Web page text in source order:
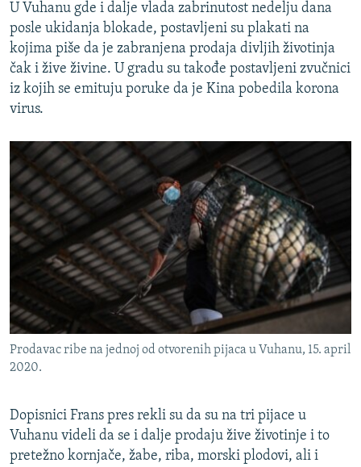
U Vuhanu gde i dalje vlada zabrinutost nedelju dana
posle ukidanja blokade, postavljeni su plakati na
kojima piše da je zabranjena prodaja divljih životinja
čak i žive živine. U gradu su takođe postavljeni zvučnici
iz kojih se emituju poruke da je Kina pobedila korona
virus.
Prodavac ribe na jednoj od otvorenih pijaca u Vuhanu, 15. april
2020.
Dopisnici Frans pres rekli su da su na tri pijace u
Vuhanu videli da se i dalje prodaju žive životinje i to
pretežno kornjače, žabe, riba, morski plodovi, ali i